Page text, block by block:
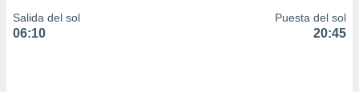
Salida del sol
06:10
Puesta del sol
20:45